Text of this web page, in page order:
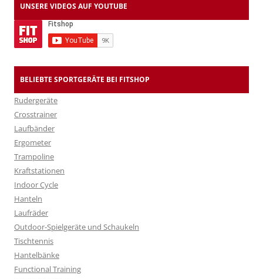
UNSERE VIDEOS AUF YOUTUBE
BELIEBTE SPORTGERÄTE BEI FITSHOP
Rudergeräte
Crosstrainer
Laufbänder
Ergometer
Trampoline
Kraftstationen
Indoor Cycle
Hanteln
Laufräder
Outdoor-Spielgeräte und Schaukeln
Tischtennis
Hantelbänke
Functional Training